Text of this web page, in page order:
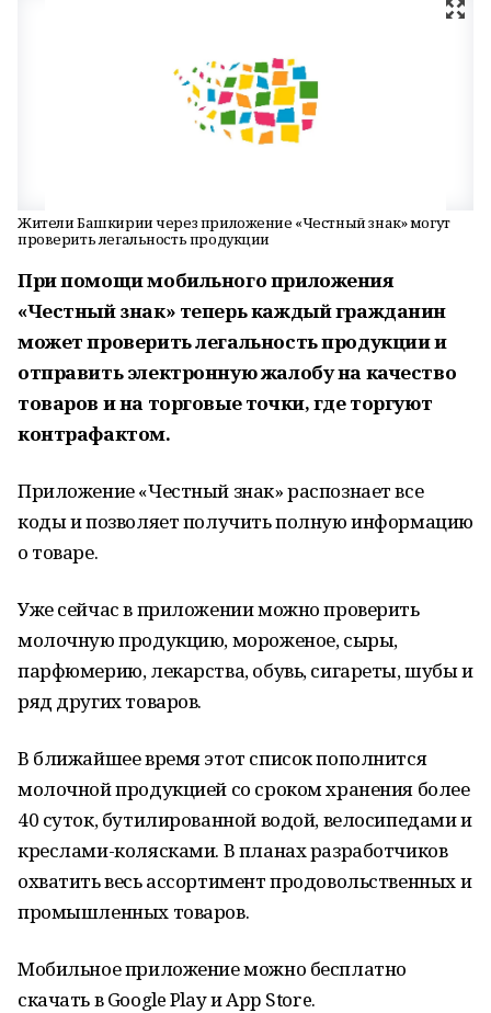
Жители Башкирии через приложение «Честный знак» могут
проверить легальность продукции
При помощи мобильного приложения
«Честный знак» теперь каждый гражданин
может проверить легальность продукции и
отправить электронную жалобу на качество
товаров и на торговые точки, где торгуют
контрафактом.
Приложение «Честный знак» распознает все
коды и позволяет получить полную информацию
о товаре.
Уже сейчас в приложении можно проверить
молочную продукцию, мороженое, сыры,
парфюмерию, лекарства, обувь, сигареты, шубы и
ряд других товаров.
В ближайшее время этот список пополнится
молочной продукцией со сроком хранения более
40 суток, бутилированной водой, велосипедами и
креслами-колясками. В планах разработчиков
охватить весь ассортимент продовольственных и
промышленных товаров.
Мобильное приложение можно бесплатно
скачать в Google Play и App Store.